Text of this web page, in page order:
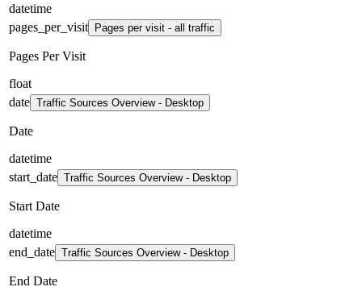
datetime
pages_per_visit
Pages per visit - all traffic
Pages Per Visit
float
date Traffic Sources Overview - Desktop
Date
datetime
start_date Traffic Sources Overview - Desktop
Start Date
datetime
end_date Traffic Sources Overview - Desktop
End Date